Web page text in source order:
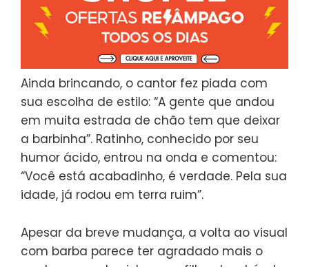
Ainda brincando, o cantor fez piada com
sua escolha de estilo: “A gente que andou
em muita estrada de chão tem que deixar
a barbinha”. Ratinho, conhecido por seu
humor ácido, entrou na onda e comentou:
“Você está acabadinho, é verdade. Pela sua
idade, já rodou em terra ruim”.
Apesar da breve mudança, a volta ao visual
com barba parece ter agradado mais o